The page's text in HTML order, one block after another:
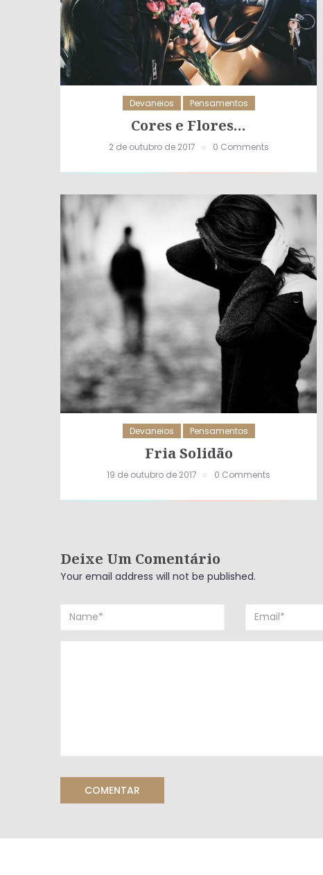
Devaneios Pensamentos
Cores e Flores…
2 de outubro de 2017 0 Comments
Devaneios Pensamentos
Fria Solidão
19 de outubro de 2017 0 Comments
Deixe Um Comentário
Your email address will not be published.